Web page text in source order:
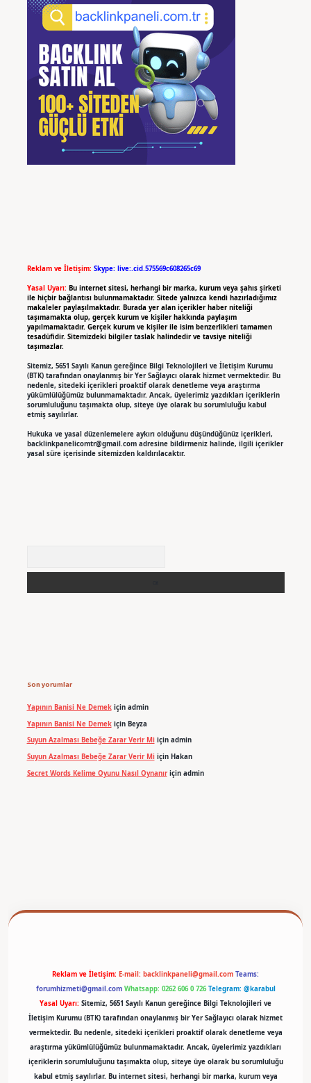
Reklam ve İletişim: Skype: live:.cid.575569c608265c69
Yasal Uyarı: Bu internet sitesi, herhangi bir marka, kurum veya şahıs şirketi
ile hiçbir bağlantısı bulunmamaktadır. Sitede yalnızca kendi hazırladığımız
makaleler paylaşılmaktadır. Burada yer alan içerikler haber niteliği
taşımamakta olup, gerçek kurum ve kişiler hakkında paylaşım
yapılmamaktadır. Gerçek kurum ve kişiler ile isim benzerlikleri tamamen
tesadüfidir. Sitemizdeki bilgiler taslak halindedir ve tavsiye niteliği
taşımazlar.
Sitemiz, 5651 Sayılı Kanun gereğince Bilgi Teknolojileri ve İletişim Kurumu
(BTK) tarafından onaylanmış bir Yer Sağlayıcı olarak hizmet vermektedir. Bu
nedenle, sitedeki içerikleri proaktif olarak denetleme veya araştırma
yükümlülüğümüz bulunmamaktadır. Ancak, üyelerimiz yazdıkları içeriklerin
sorumluluğunu taşımakta olup, siteye üye olarak bu sorumluluğu kabul
etmiş sayılırlar.
Hukuka ve yasal düzenlemelere aykırı olduğunu düşündüğünüz içerikleri,
backlinkpanelicomtr@gmail.comadresine bildirmeniz halinde, ilgili içerikler
yasal süre içerisinde sitemizden kaldırılacaktır.
Son yorumlar
Yapının Banisi Ne Demekiçin admin
Yapının Banisi Ne Demekiçin Beyza
Suyun Azalması Bebeğe Zarar Verir Miiçin admin
Suyun Azalması Bebeğe Zarar Verir Miiçin Hakan
Secret Words Kelime Oyunu Nasıl Oynanıriçin admin
Reklam ve İletişim: E-mail: backlinkpaneli@gmail.com Teams:
forumhizmeti@gmail.com Whatsapp: 0262 606 0 726 Telegram: @karabul
Yasal Uyarı: Sitemiz, 5651 Sayılı Kanun gereğince Bilgi Teknolojileri ve
İletişim Kurumu (BTK) tarafından onaylanmış bir Yer Sağlayıcı olarak hizmet
vermektedir. Bu nedenle, sitedeki içerikleri proaktif olarak denetleme veya
araştırma yükümlülüğümüz bulunmamaktadır. Ancak, üyelerimiz yazdıkları
içeriklerin sorumluluğunu taşımakta olup, siteye üye olarak bu sorumluluğu
kabul etmiş sayılırlar. Bu internet sitesi, herhangi bir marka, kurum veya